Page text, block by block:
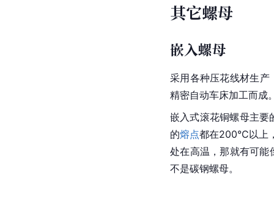
其它螺母
嵌入螺母
采用各种压花线材生产
精密自动车床加工而成
嵌入式滚花铜螺母主要
的熔点都在200°C以上
处在高温，那就有可能
不是碳钢螺母。